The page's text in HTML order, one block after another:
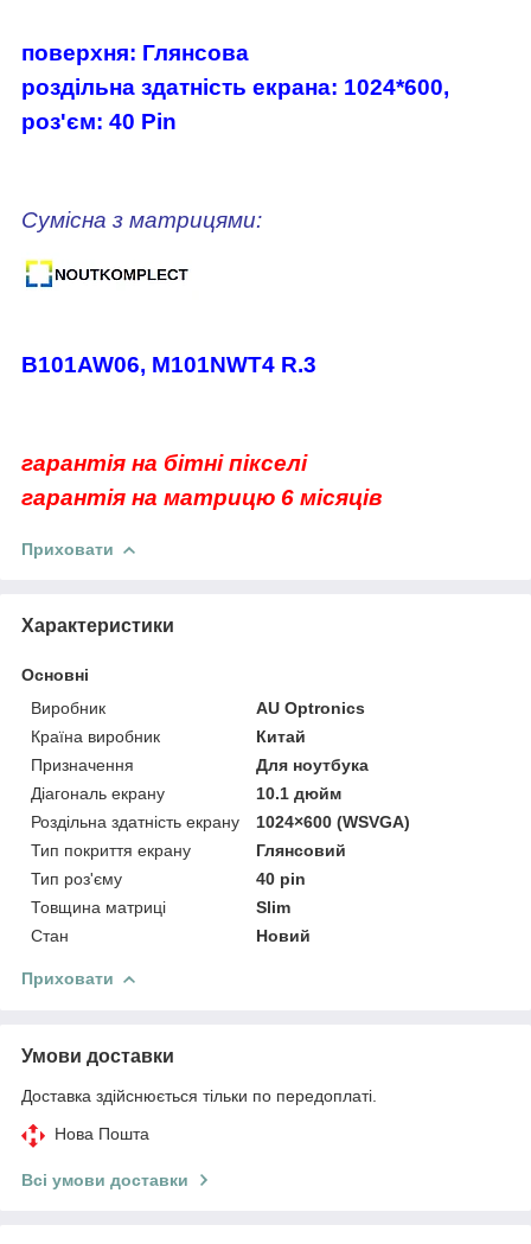
поверхня: Глянсова
роздільна здатність екрана: 1024*600,
роз'єм: 40 Pin
Сумісна з матрицями:
B101AW06, M101NWT4 R.3
гарантія на бітні пікселі
гарантія на матрицю 6 місяців
Приховати
Характеристики
Основні
Виробник
AU Optronics
Країна виробник
Китай
Призначення
Для ноутбука
Діагональ екрану
10.1 дюйм
Роздільна здатність екрану
1024×600 (WSVGA)
Тип покриття екрану
Глянсовий
Тип роз'єму
40 pin
Товщина матриці
Slim
Стан
Новий
Приховати
Умови доставки
Доставка здійснюється тільки по передоплаті.
Нова Пошта
Всі умови доставки